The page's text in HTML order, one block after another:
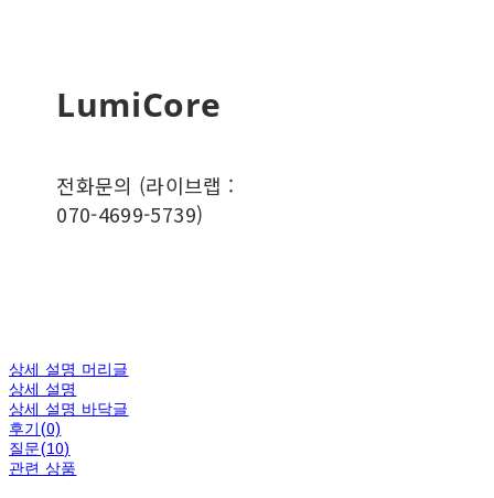
LumiCore
전화문의 (라이브랩 :
070-4699-5739)
상세 설명 머리글
상세 설명
상세 설명 바닥글
후기(0)
질문(10)
관련 상품